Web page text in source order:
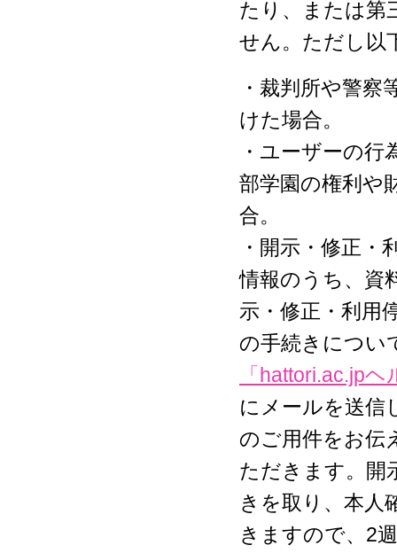
たり、または第
せん。ただし以
・裁判所や警
けた場合。
・ユーザーの
部学園の権利や
合。
・開示・修正
情報のうち、資
示・修正・利用
の手続きについ
「hattori.ac.jp
にメールを送信
のご用件をお伝
ただきます。開
きを取り、本人
きますので、2